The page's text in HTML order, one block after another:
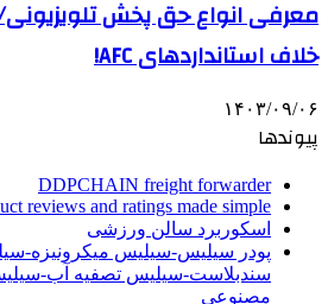
معرفی انواع حق پخش
خلاف استانداردهای AFC!
۱۴۰۳/۰۹/۰۶
پیوندها
DDPCHAIN freight forwarder
reviews and ratings made simple
اسکوربرد سالن ورزشی
پودر سیلیس-سیلیس میکرونیزه-
سندبلاست-سیلیس تصفیه آب-
مصنوعی